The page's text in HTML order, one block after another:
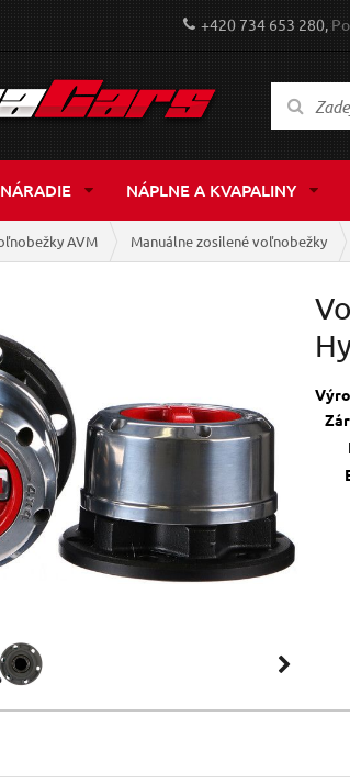
+420 734 653 280,
NÁRADIE NÁPLNE A KVAPALINY
AVM Manuálne zosilené voľnobežky